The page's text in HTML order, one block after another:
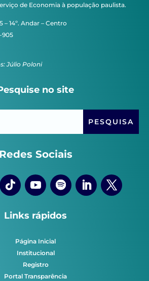
de Economia à população paulista.
– 14º. Andar – Centro
905
Júlio Poloni
no site
Redes Sociais
Links rápidos
Página Inicial
Institucional
Registro
Portal Transparência